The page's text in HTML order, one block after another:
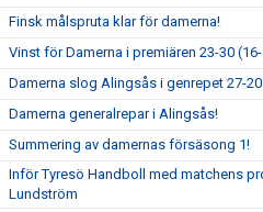
Finsk målspruta klar för damerna!
Vinst för Damerna i premiären 23-30
Damerna slog Alingsås i genrepet 27-
Damerna generalrepar i Alingsås!
Summering av damernas försäsong 1!
Inför Tyresö Handboll med matchens
Lundström